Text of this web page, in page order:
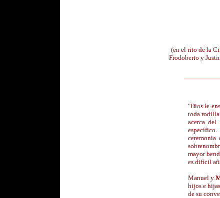
(en el rito de la
Frodoberto y
"Dios le
toda
acerca del
específico.
ceremonia
mayor
es difícil
Manuel y
hijos e
de su